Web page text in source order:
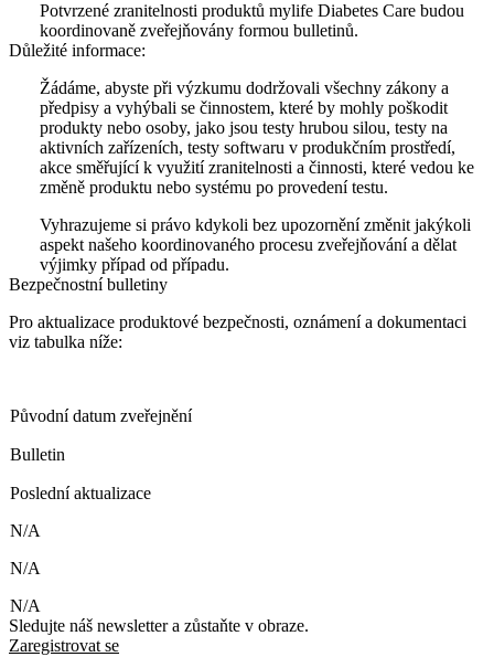
Potvrzené zranitelnosti produktů mylife Diabetes Care budou
koordinovaně zveřejňovány formou bulletinů.
Důležité informace:
Žádáme, abyste při výzkumu dodržovali všechny zákony a
předpisy a vyhýbali se činnostem, které by mohly poškodit
produkty nebo osoby, jako jsou testy hrubou silou, testy na
aktivních zařízeních, testy softwaru v produkčním prostředí,
akce směřující k využití zranitelnosti a činnosti, které vedou ke
změně produktu nebo systému po provedení testu.
Vyhrazujeme si právo kdykoli bez upozornění změnit jakýkoli
aspekt našeho koordinovaného procesu zveřejňování a dělat
výjimky případ od případu.
Bezpečnostní bulletiny
Pro aktualizace produktové bezpečnosti, oznámení a dokumentaci
viz tabulka níže:
Původní datum zveřejnění
Bulletin
Poslední aktualizace
N/A
N/A
N/A
Sledujte náš newsletter a zůstaňte v obraze.
Zaregistrovat se